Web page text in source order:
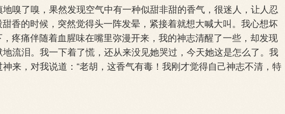
了嗅，果然发现空气中有一种似甜非甜的香气，很迷人，让人忍
香的时候，突然觉得头一阵发晕，紧接着就想大喊大叫。我心想坏
疼痛伴随着血腥味在嘴里弥漫开来，我的神志清醒了一些，却发现
流泪。我一下着了慌，还从来没见她哭过，今天她这是怎么了。我
来，对我说道：“老胡，这香气有毒！我刚才觉得自己神志不清，特